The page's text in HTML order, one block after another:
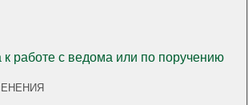
работе с ведома или по поручению